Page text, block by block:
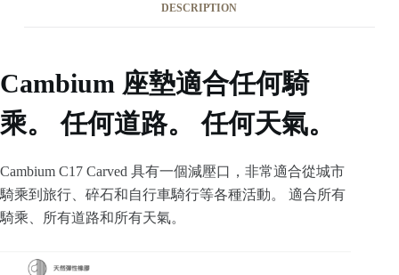
DESCRIPTION
Cambium 座墊適合任何騎
乘。 任何道路。 任何天氣。
Cambium C17 Carved 具有一個減壓口，非常適合從城市
騎乘到旅行、碎石和自行車騎行等各種活動。 適合所有
騎乘、所有道路和所有天氣。